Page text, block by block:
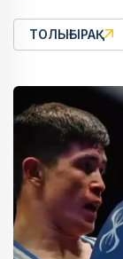
ТОЛЫҒЫРАҚ